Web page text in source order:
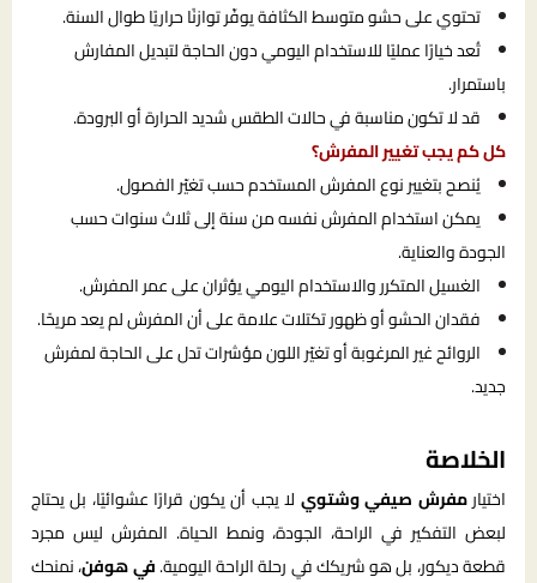
تحتوي على حشو متوسط الكثافة يوفّر توازنًا حراريًا طوال السنة.
تُعد خيارًا عمليًا للاستخدام اليومي دون الحاجة لتبديل المفارش
باستمرار.
قد لا تكون مناسبة في حالات الطقس شديد الحرارة أو البرودة.
كل كم يجب تغيير المفرش؟
يُنصح بتغيير نوع المفرش المستخدم حسب تغيّر الفصول.
يمكن استخدام المفرش نفسه من سنة إلى ثلاث سنوات حسب
الجودة والعناية.
الغسيل المتكرر والاستخدام اليومي يؤثران على عمر المفرش.
فقدان الحشو أو ظهور تكتلات علامة على أن المفرش لم يعد مريحًا.
الروائح غير المرغوبة أو تغيّر اللون مؤشرات تدل على الحاجة لمفرش
جديد.
الخلاصة
اختيارمفرش صيفي وشتوي لا يجب أن يكون قرارًا عشوائيًا، بل يحتاج
لبعض التفكير في الراحة، الجودة، ونمط الحياة. المفرش ليس مجرد
قطعة ديكور، بل هو شريكك في رحلة الراحة اليومية.في هوفن، نمنحك